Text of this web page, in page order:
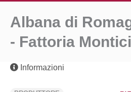
Albana di
- Fattoria
Informazioni